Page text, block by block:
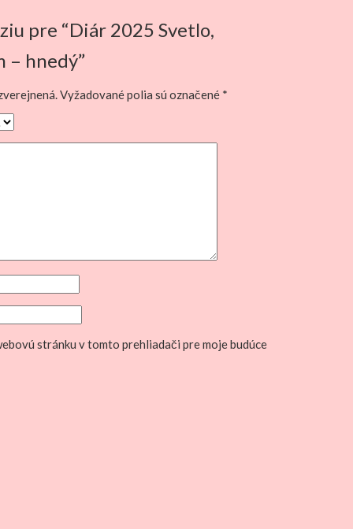
pre “Diár 2025 Svetlo,
– hnedý”
Vyžadované polia sú označené *
stránku v tomto prehliadači pre moje budúce